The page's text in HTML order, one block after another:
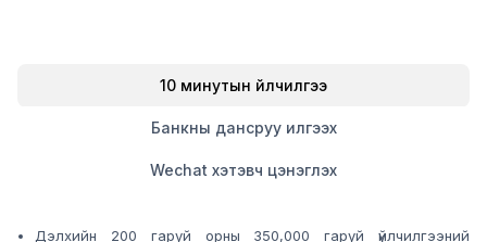
10 минутын үйлчилгээ
Банкны дансруу илгээх
Wechat хэтэвч цэнэглэх
Дэлхийн 200 гаруй орны 350,000 гаруй үйлчилгээний